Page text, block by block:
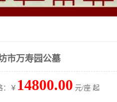
市万寿园公墓
：￥ 14800.00 元/座 起